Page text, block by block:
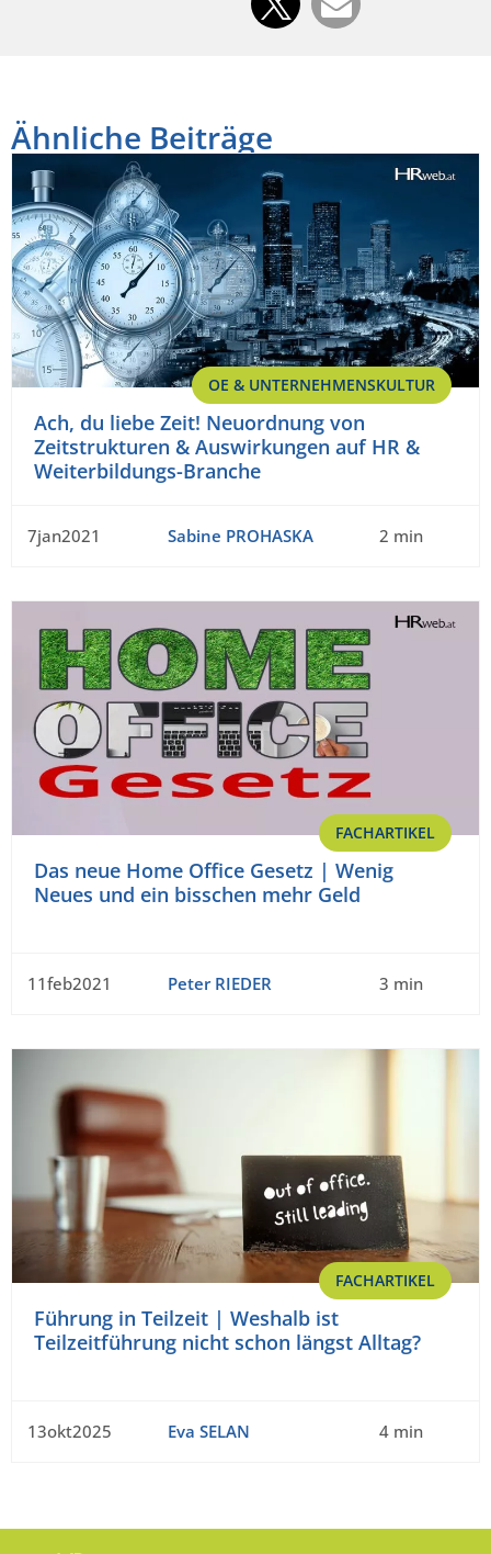
Ähnliche Beiträge
OE & UNTERNEHMENSKULTUR
Ach, du liebe Zeit! Neuordnung von
Zeitstrukturen & Auswirkungen auf HR &
Weiterbildungs-Branche
7jan2021 Sabine PROHASKA 2 min
FACHARTIKEL
Das neue Home Office Gesetz | Wenig
Neues und ein bisschen mehr Geld
11feb2021 Peter RIEDER 3 min
FACHARTIKEL
Führung in Teilzeit | Weshalb ist
Teilzeitführung nicht schon längst Alltag?
13okt2025 Eva SELAN 4 min